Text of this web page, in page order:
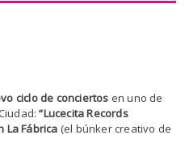
ciclo de conciertos en uno de
“Lucecita Records
La Fábrica (el búnker creativo de